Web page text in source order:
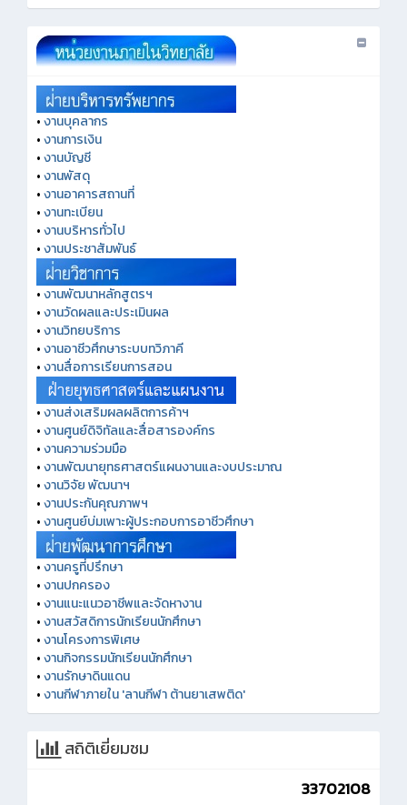
•งานบุคลากร
•งานการเงิน
•งานบัญชี
•งานพัสดุ
•งานอาคารสถานที่
•งานทะเบียน
•งานบริหารทั่วไป
•งานประชาสัมพันธ์
•งานพัฒนาหลักสูตรฯ
•งานวัดผลและประเมินผล
•งานวิทยบริการ
•งานอาชีวศึกษาระบบทวิภาคี
•งานสื่อการเรียนการสอน
•งานส่งเสริมผลผลิตการค้าฯ
•งานศูนย์ดิจิทัลและสื่อสารองค์กร
•งานความร่วมมือ
•งานพัฒนายุทธศาสตร์แผนงานและงบประมาณ
•งานวิจัย พัฒนาฯ
•งานประกันคุณภาพฯ
•งานศูนย์บ่มเพาะผู้ประกอบการอาชีวศึกษา
•งานครูที่ปรึกษา
•งานปกครอง
•งานแนะแนวอาชีพและจัดหางาน
•งานสวัสดิการนักเรียนนักศึกษา
•งานโครงการพิเศษ
•งานกิจกรรมนักเรียนนักศึกษา
•งานรักษาดินแดน
•งานกีฬาภายใน 'ลานกีฬา ต้านยาเสพติด'
สถิติเยี่ยมชม
33702108